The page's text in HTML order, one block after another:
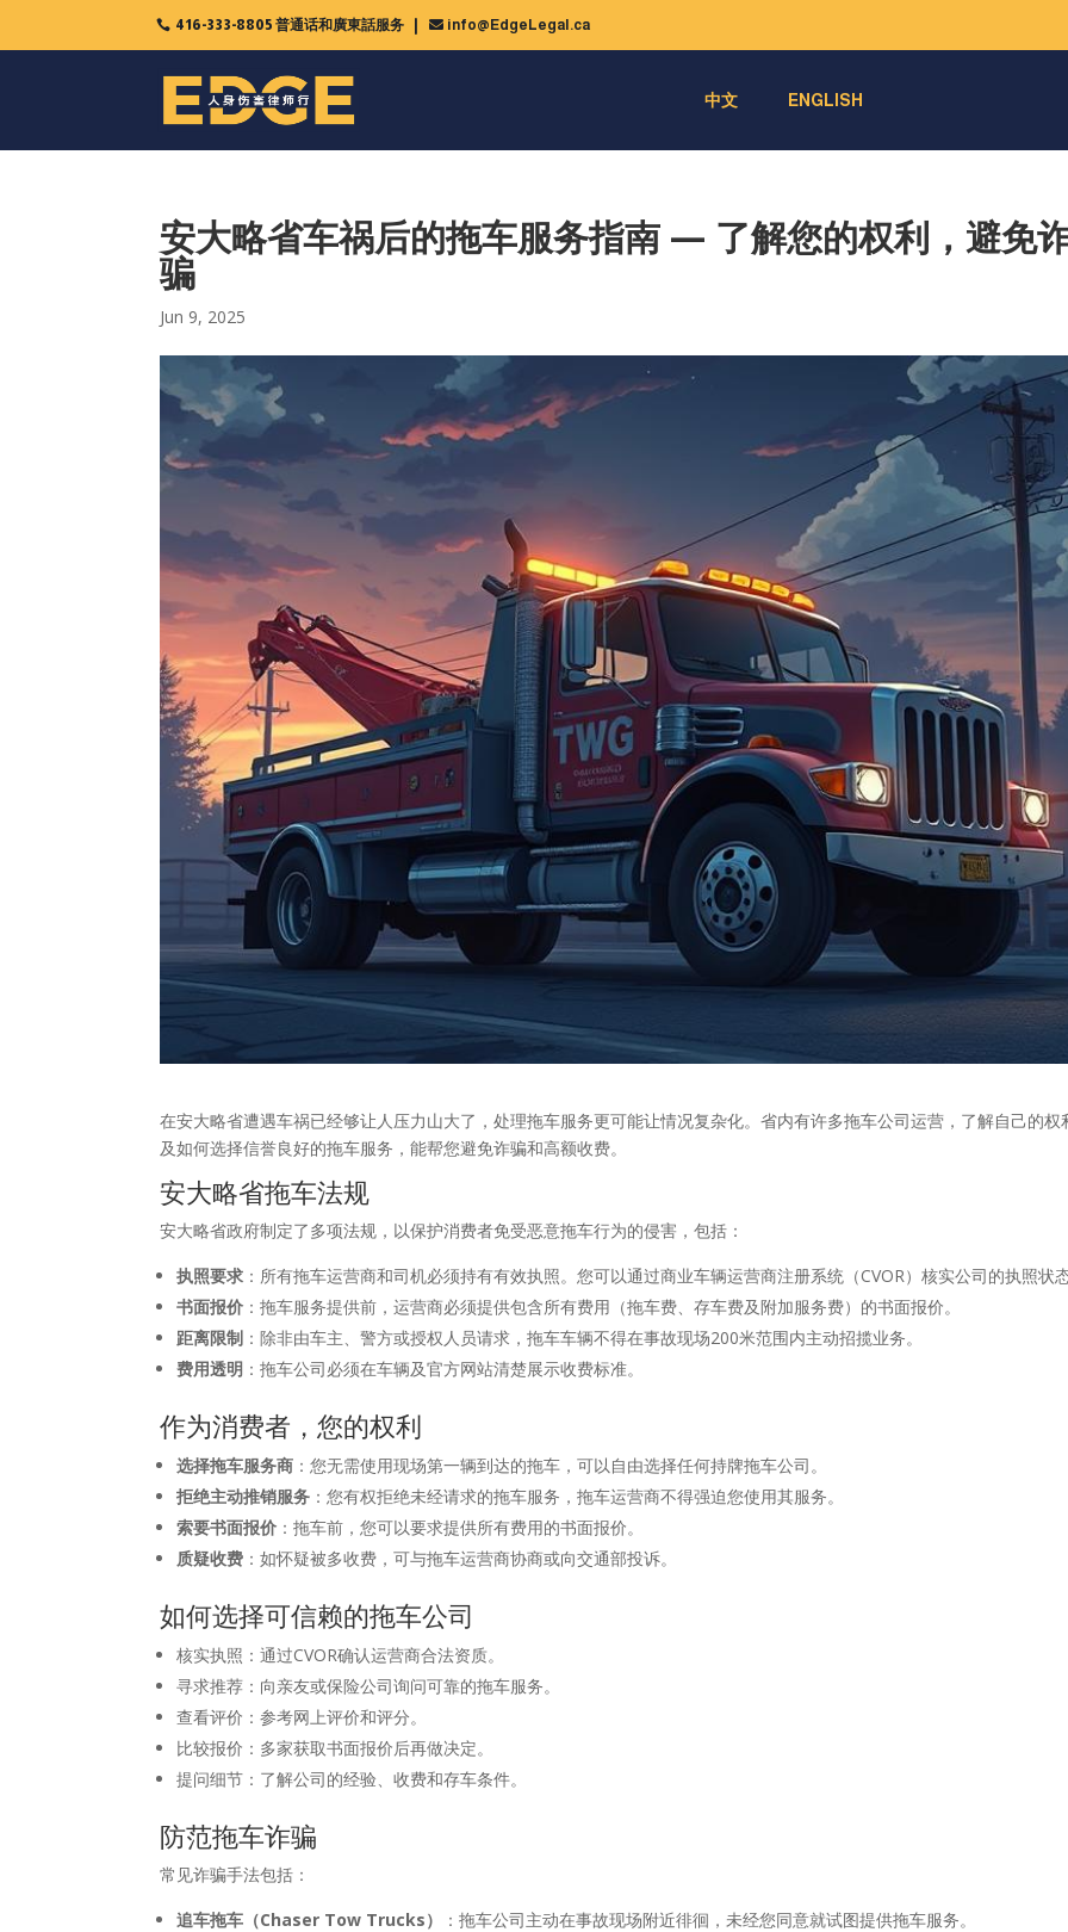
416-333-8805 普通话和廣東話服务  info@EdgeLegal.ca
中文 ENGLISH
安大略省车祸后的拖车服务指南 — 了解您的权利，避免
骗
Jun 9, 2025
在安大略省遭遇车祸已经够让人压力山大了，处理拖车服务更可能让情况复杂化。省内有许多拖车公司运营，了解自己的权
及如何选择信誉良好的拖车服务，能帮您避免诈骗和高额收费。
安大略省拖车法规
安大略省政府制定了多项法规，以保护消费者免受恶意拖车行为的侵害，包括：
执照要求 ：所有拖车运营商和司机必须持有有效执照。您可以通过商业车辆运营商注册系统（CVOR）核实公司的执照状态
书面报价 ：拖车服务提供前，运营商必须提供包含所有费用（拖车费、存车费及附加服务费）的书面报价。
距离限制 ：除非由车主、警方或授权人员请求，拖车车辆不得在事故现场200米范围内主动招揽业务。
费用透明 ：拖车公司必须在车辆及官方网站清楚展示收费标准。
作为消费者，您的权利
选择拖车服务商 ：您无需使用现场第一辆到达的拖车，可以自由选择任何持牌拖车公司。
拒绝主动推销服务 ：您有权拒绝未经请求的拖车服务，拖车运营商不得强迫您使用其服务。
索要书面报价 ：拖车前，您可以要求提供所有费用的书面报价。
质疑收费 ：如怀疑被多收费，可与拖车运营商协商或向交通部投诉。
如何选择可信赖的拖车公司
核实执照：通过CVOR确认运营商合法资质。
寻求推荐：向亲友或保险公司询问可靠的拖车服务。
查看评价：参考网上评价和评分。
比较报价：多家获取书面报价后再做决定。
提问细节：了解公司的经验、收费和存车条件。
防范拖车诈骗
常见诈骗手法包括：
追车拖车（Chaser Tow Trucks）
：拖车公司主动在事故现场附近徘徊，未经您同意就试图提供拖车服务。